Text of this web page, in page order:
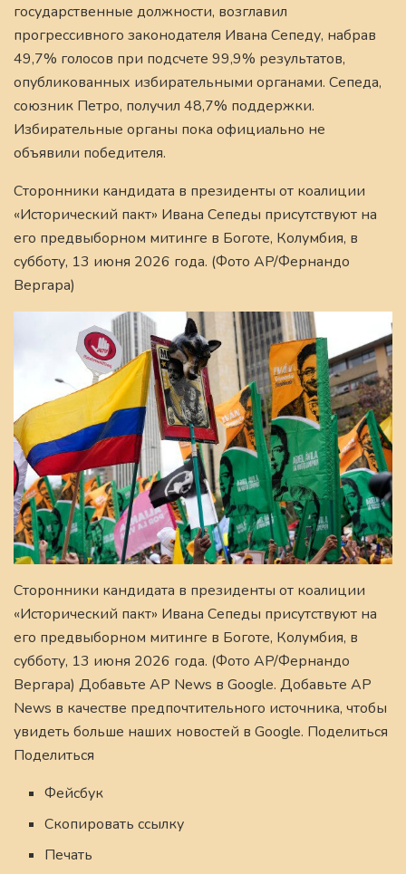
государственные должности, возглавил
прогрессивного законодателя Ивана Сепеду, набрав
49,7% голосов при подсчете 99,9% результатов,
опубликованных избирательными органами. Сепеда,
союзник Петро, получил 48,7% поддержки.
Избирательные органы пока официально не
объявили победителя.
Сторонники кандидата в президенты от коалиции
«Исторический пакт» Ивана Сепеды присутствуют на
его предвыборном митинге в Боготе, Колумбия, в
субботу, 13 июня 2026 года. (Фото AP/Фернандо
Вергара)
Сторонники кандидата в президенты от коалиции
«Исторический пакт» Ивана Сепеды присутствуют на
его предвыборном митинге в Боготе, Колумбия, в
субботу, 13 июня 2026 года. (Фото AP/Фернандо
Вергара) Добавьте AP News в Google. Добавьте AP
News в качестве предпочтительного источника, чтобы
увидеть больше наших новостей в Google. Поделиться
Поделиться
Фейсбук
Скопировать ссылку
Печать